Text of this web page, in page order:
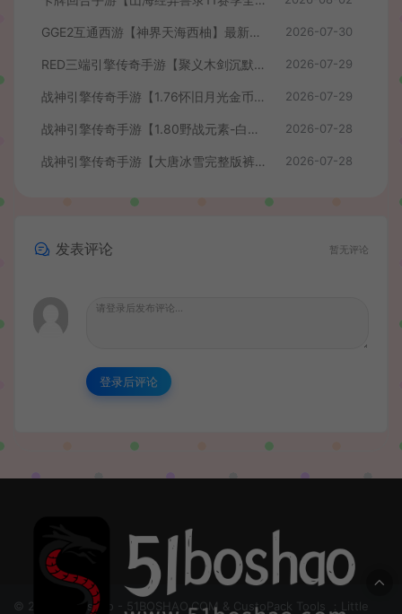
GGE2互通西游【神界天海西柚】最新整理Win系服务端+安卓苹果PC三端+内置GM工具+全套源码+详细搭建教程+视频教程 2026-07-30
RED三端引擎传奇手游【聚义木剑沉默高仿嘟嘟沉默】最新整理Win系服务端+安卓苹果PC三端+详细搭建教程 2026-07-29
战神引擎传奇手游【1.76怀旧月光金币版】最新整理Win系复古服务端+安卓苹果双端+GM授权物品后台+详细搭建教程 2026-07-29
战神引擎传奇手游【1.80野战元素-白猪7.2免授权】最新整理Win系特色服务端+安卓+GM授权物品后台+详细搭建教程 2026-07-28
战神引擎传奇手游【大唐冰雪完整版裤衩7.0免授权】最新整理Win系特色服务端+GM授权后台+安卓苹果双端+详细搭建教程 2026-07-28
发表评论 暂无评论
登录后评论
© 2024 51boshao - 51BOSHAO.COM & CustoPack Tools ：Little